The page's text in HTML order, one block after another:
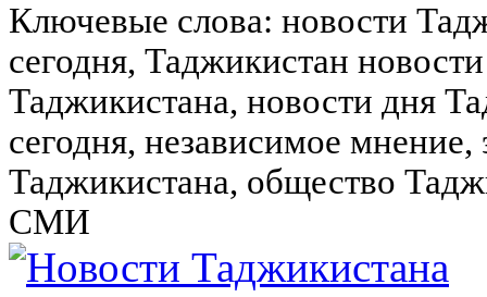
Ключевые слова: новости
сегодня, Таджикистан
Таджикистана, новости дня
сегодня, независимое
Таджикистана, общество
СМИ